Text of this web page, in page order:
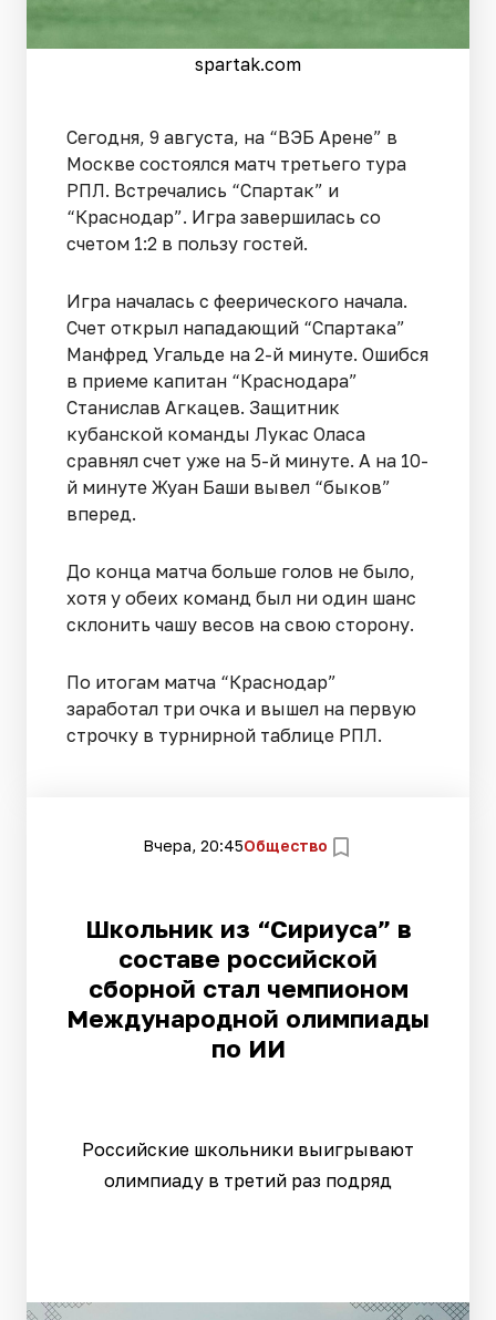
spartak.com
Сегодня, 9 августа, на “ВЭБ Арене” в
Москве состоялся матч третьего тура
РПЛ. Встречались “Спартак” и
“Краснодар”. Игра завершилась со
счетом 1:2 в пользу гостей.
Игра началась с феерического начала.
Счет открыл нападающий “Спартака”
Манфред Угальде на 2-й минуте. Ошибся
в приеме капитан “Краснодара”
Станислав Агкацев. Защитник
кубанской команды Лукас Оласа
сравнял счет уже на 5-й минуте. А на 10-
й минуте Жуан Баши вывел “быков”
вперед.
До конца матча больше голов не было,
хотя у обеих команд был ни один шанс
склонить чашу весов на свою сторону.
По итогам матча “Краснодар”
заработал три очка и вышел на первую
строчку в турнирной таблице РПЛ.
Вчера, 20:45Общество
Школьник из “Сириуса” в
составе российской
сборной стал чемпионом
Международной олимпиады
по ИИ
Российские школьники выигрывают
олимпиаду в третий раз подряд